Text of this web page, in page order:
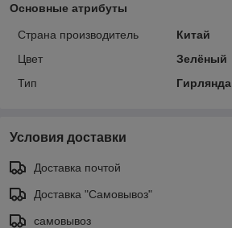
Основные атрибуты
Страна производитель
Китай
Цвет
Зелёный
Тип
Гирлянда
Условия доставки
Доставка почтой
Доставка "Самовывоз"
самовывоз